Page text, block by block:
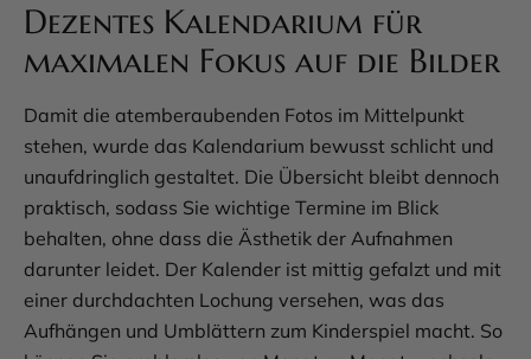
Dezentes Kalendarium für
maximalen Fokus auf die Bilder
Damit die atemberaubenden Fotos im Mittelpunkt
stehen, wurde das Kalendarium bewusst schlicht und
unaufdringlich gestaltet. Die Übersicht bleibt dennoch
praktisch, sodass Sie wichtige Termine im Blick
behalten, ohne dass die Ästhetik der Aufnahmen
darunter leidet. Der Kalender ist mittig gefalzt und mit
einer durchdachten Lochung versehen, was das
Aufhängen und Umblättern zum Kinderspiel macht. So